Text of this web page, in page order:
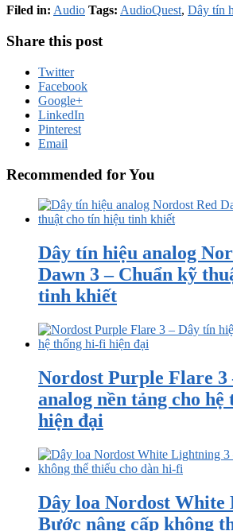
Filed in: Audio Tags: AudioQuest, Dây tín
Share this post
Twitter
Facebook
Google+
LinkedIn
Pinterest
Email
Recommended for You
Dây tín hiệu analog
Dawn 3 – Chuẩn kỹ
tinh khiết
Nordost Purple Flare 3
analog nền tảng cho
hiện đại
Dây loa Nordost White
Bước nâng cấp không